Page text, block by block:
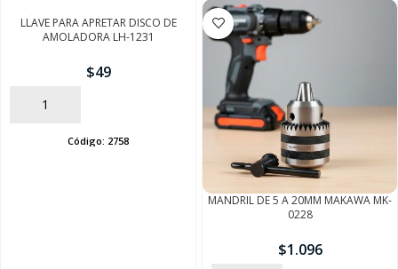
LLAVE PARA APRETAR DISCO DE
AMOLADORA LH-1231
$49
AÑADIR
Código: 2758
MANDRIL DE 5 A 20MM MAKAWA MK-
0228
$1.096